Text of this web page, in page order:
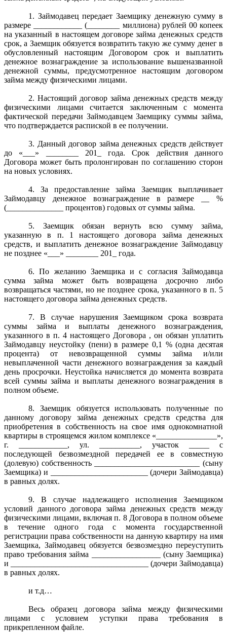
1. Займодавец передает Заемщику денежную сумму в
размере ____________ (________ миллиона) рублей 00 копеек
на указанный в настоящем договоре займа денежных средств
срок, а Заемщик обязуется возвратить такую же сумму денег в
обусловленный настоящим Договором срок и выплатить
денежное вознаграждение за использование вышеназванной
денежной суммы, предусмотренное настоящим договором
займа между физическими лицами.
2. Настоящий договор займа денежных средств между
физическими лицами считается заключенным с момента
фактической передачи Займодавцем Заемщику суммы займа,
что подтверждается распиской в ее получении.
3. Данный договор займа денежных средств действует
до «___» ________ 201_ года. Срок действия данного
Договора может быть пролонгирован по соглашению сторон
на новых условиях.
4. За предоставление займа Заемщик выплачивает
Займодавцу денежное вознаграждение в размере __ %
(______________ процентов) годовых от суммы займа.
5. Заемщик обязан вернуть всю сумму займа,
указанную в п. 1 настоящего договора займа денежных
средств, и выплатить денежное вознаграждение Займодавцу
не позднее «___» ________ 201_ года.
6. По желанию Заемщика и с согласия Займодавца
сумма займа может быть возвращена досрочно либо
возвращаться частями, но не позднее срока, указанного в п. 5
настоящего договора займа денежных средств.
7. В случае нарушения Заемщиком срока возврата
суммы займа и выплаты денежного вознаграждения,
указанного в п. 4 настоящего Договора , он обязан уплатить
Займодавцу неустойку (пени) в размере 0,1 % (одна десятая
процента) от невозвращенной суммы займа и/или
невыплаченной части денежного вознаграждения за каждый
день просрочки. Неустойка начисляется до момента возврата
всей суммы займа и выплаты денежного вознаграждения в
полном объеме.
8. Заемщик обязуется использовать полученные по
данному договору займа денежных средств средства для
приобретения в собственность на свое имя однокомнатной
квартиры в строящемся жилом комплексе «_______________»,
г. ____________, ул. __________, участок _____ с
последующей безвозмездной передачей ее в совместную
(долевую) собственность __________________________ (сыну
Заемщика) и ________________________ (дочери Займодавца)
в равных долях.
9. В случае надлежащего исполнения Заемщиком
условий данного договора займа денежных средств между
физическими лицами, включая п. 8 Договора в полном объеме
в течение одного года с момента государственной
регистрации права собственности на данную квартиру на имя
Заемщика, Займодавец обязуется безвозмездно переуступить
право требования займа _________________ (сыну Заемщика)
и __________________________________ (дочери Займодавца)
в равных долях.
и т.д…
Весь образец договора займа между физическими
лицами с условием уступки права требования в
прикрепленном файле.